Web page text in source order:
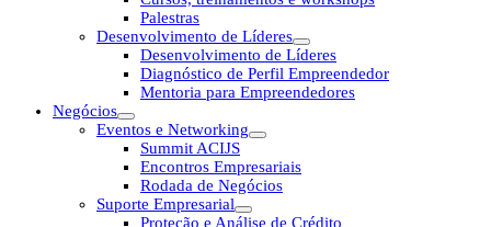
Palestras
Desenvolvimento de Líderes
Desenvolvimento de Líderes
Diagnóstico de Perfil Empreendedor
Mentoria para Empreendedores
Negócios
Eventos e Networking
Summit ACIJS
Encontros Empresariais
Rodada de Negócios
Suporte Empresarial
Proteção e Análise de Crédito